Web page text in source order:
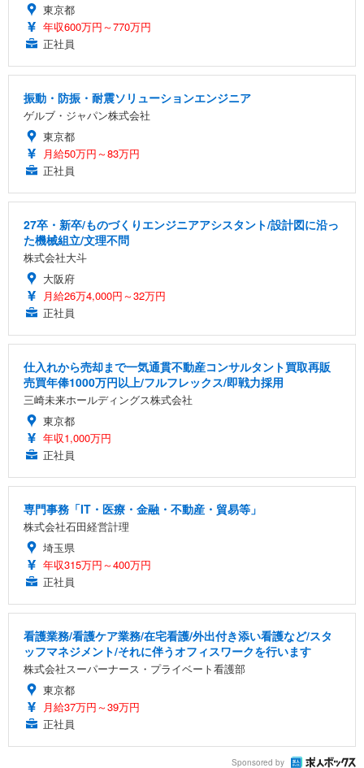
東京都
年収600万円～770万円
正社員
振動・防振・耐震ソリューションエンジニア
ゲルブ・ジャパン株式会社
東京都
月給50万円～83万円
正社員
27卒・新卒/ものづくりエンジニアアシスタント/設計図に沿っ
た機械組立/文理不問
株式会社大斗
大阪府
月給26万4,000円～32万円
正社員
仕入れから売却まで一気通貫不動産コンサルタント買取再販
売買年俸1000万円以上/フルフレックス/即戦力採用
三崎未来ホールディングス株式会社
東京都
年収1,000万円
正社員
専門事務「IT・医療・金融・不動産・貿易等」
株式会社石田経営計理
埼玉県
年収315万円～400万円
正社員
看護業務/看護ケア業務/在宅看護/外出付き添い看護など/スタ
ッフマネジメント/それに伴うオフィスワークを行います
株式会社スーパーナース・プライベート看護部
東京都
月給37万円～39万円
正社員
Sponsored by